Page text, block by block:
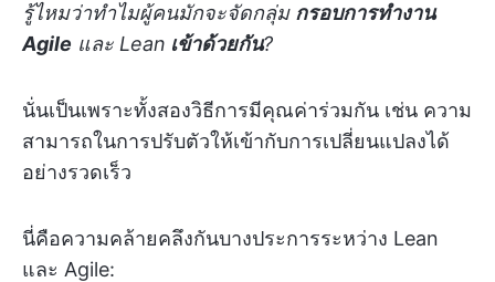
รู้ไหมว่าทำไมผู้คนมักจะจัดกลุ่ม กรอบการทำงาน
Agile และ Lean เข้าด้วยกัน?
นั่นเป็นเพราะทั้งสองวิธีการมีคุณค่าร่วมกัน เช่น ความ
สามารถในการปรับตัวให้เข้ากับการเปลี่ยนแปลงได้
อย่างรวดเร็ว
นี่คือความคล้ายคลึงกันบางประการระหว่าง Lean
และ Agile: